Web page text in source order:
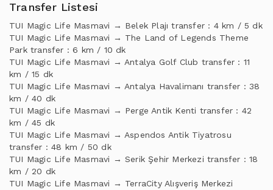
Transfer Listesi
TUI Magic Life Masmavi → Belek Plajı transfer : 4 km / 5 dk
TUI Magic Life Masmavi → The Land of Legends Theme
Park transfer : 6 km / 10 dk
TUI Magic Life Masmavi → Antalya Golf Club transfer : 11
km / 15 dk
TUI Magic Life Masmavi → Antalya Havalimanı transfer : 38
km / 40 dk
TUI Magic Life Masmavi → Perge Antik Kenti transfer : 42
km / 45 dk
TUI Magic Life Masmavi → Aspendos Antik Tiyatrosu
transfer : 48 km / 50 dk
TUI Magic Life Masmavi → Serik Şehir Merkezi transfer : 18
km / 20 dk
TUI Magic Life Masmavi → TerraCity Alışveriş Merkezi